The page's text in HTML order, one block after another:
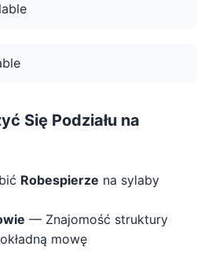
Się Podziału na
Robespierze na sylaby
— Znajomość struktury
mowę